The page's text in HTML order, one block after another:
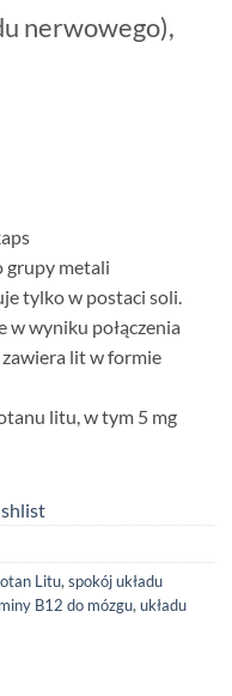
nerwowego),
grupy metali
tylko w postaci soli.
wyniku połączenia
lit w formie
litu, w tym 5 mg
Litu,spokój układu
B12 do mózgu,układu